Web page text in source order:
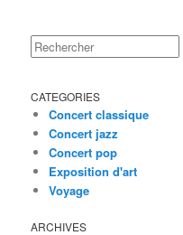
Rechercher
CATEGORIES
Concert classique
Concert jazz
Concert pop
Exposition d'art
Voyage
ARCHIVES